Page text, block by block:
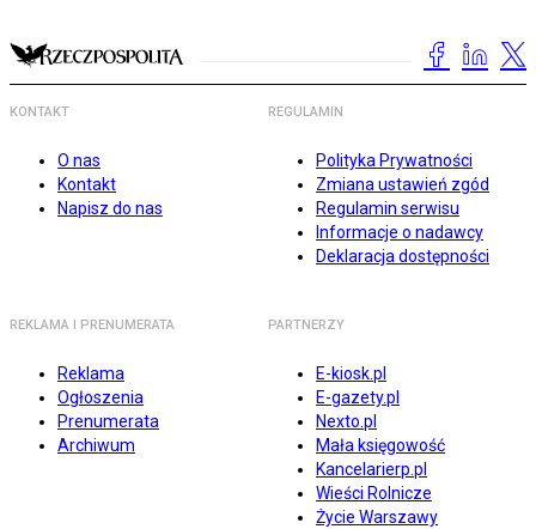
KONTAKT
O nas
Kontakt
Napisz do nas
REGULAMIN
Polityka Prywatności
Zmiana ustawień zgód
Regulamin serwisu
Informacje o nadawcy
Deklaracja dostępności
REKLAMA I PRENUMERATA
Reklama
Ogłoszenia
Prenumerata
Archiwum
PARTNERZY
E-kiosk.pl
E-gazety.pl
Nexto.pl
Mała księgowość
Kancelarierp.pl
Wieści Rolnicze
Życie Warszawy